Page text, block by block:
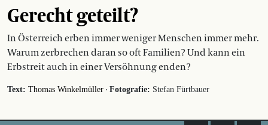
Gerecht geteilt?
In Österreich erben immer weniger Menschen immer mehr.
Warum zerbrechen daran so oft Familien? Und kann ein
Erbstreit auch in einer Versöhnung enden?
Text: Thomas Winkelmüller · Fotografie: Stefan Fürtbauer